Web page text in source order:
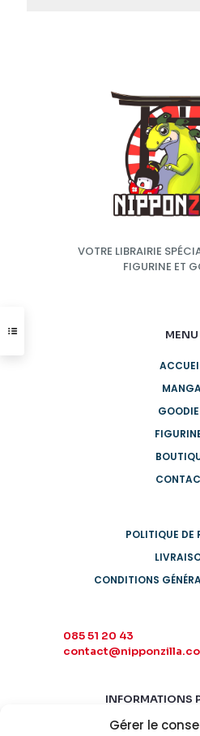
Gérer le
VOTRE LIBRAIRIE
FIGURINE ET
MENU
POLITIQUE DE
CONDITIONS
085 51 20 43
INFORMATIONS
MARDI-